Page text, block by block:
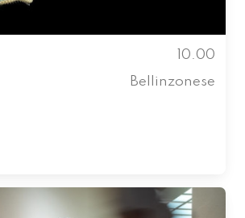
10.00
Bellinzonese